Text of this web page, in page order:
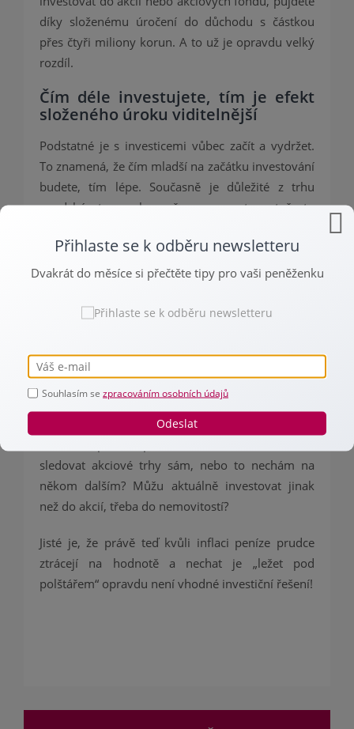
díky složenému úročení do důchodu s částkou
přes čtyři miliony korun. A to už je opravdu velký
rozdíl.
Čím déle investujete, tím je efekt
složeného úroku viditelnější
Podstatné je s investicemi vůbec začít a vydržet.
To znamená, že čím mladší na začátku investování
budete, tím lépe. Současně je důležité z trhu
neodcházet a opakovaně se nevracet, protože to
akcií to pravé ořechové, poraďte se s odborníkem
nebo se ozvěte přes stránku s kontaktními údaji.
kolik můžete investovat dlouhodobě.
Ideálně si položte tyto otázky: Mám volné
prostředky pro investice? Můžu pravidelně
sledovat akciové trhy sám, nebo to nechám na
někom dalším? Můžu aktuálně investovat jinak
než do akcií, třeba do nemovitostí?
Jisté je, že právě teď kvůli inflaci peníze prudce
ztrácejí na hodnotě a nechat je „ležet pod
polštářem“ opravdu není vhodné investiční řešení!
Přihlaste se k odběru newsletteru
Dvakrát do měsíce si přečtěte tipy pro vaši peněženku
Souhlasím se zpracováním osobních údajů
Odeslat